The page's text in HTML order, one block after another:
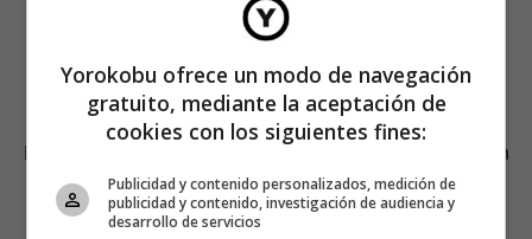
EL ÍNDICE
Por breve que sea el dossier, debe estar precedido por un
índice.
FICHA
Yorokobu ofrece un modo de navegación
gratuito, mediante la aceptación de
cookies con los siguientes fines:
Publicidad y contenido personalizados, medición de
publicidad y contenido, investigación de audiencia y
desarrollo de servicios